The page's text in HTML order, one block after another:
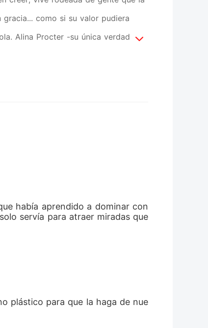
como si su valor pudiera
Alina Procter -su única verdad y
sin máscaras. Con ella,
para Madison empiezan por
de olvidar porque cuando una
a mendigar amor. Lo exige y si
había aprendido a dominar con
servía para atraer miradas que
plástico para que la haga de nue